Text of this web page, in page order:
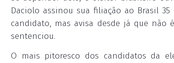
Daciolo assinou sua filiação ao Brasil
candidato, mas avisa desde já que não
sentenciou.
O mais pitoresco dos candidatos da